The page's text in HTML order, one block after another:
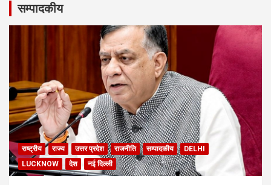
सम्पादकीय
राष्ट्रीय राज्य उत्तर प्रदेश राजनीति सम्पादकीय
DELHI
LUCKNOW
देश नई दिल्ली